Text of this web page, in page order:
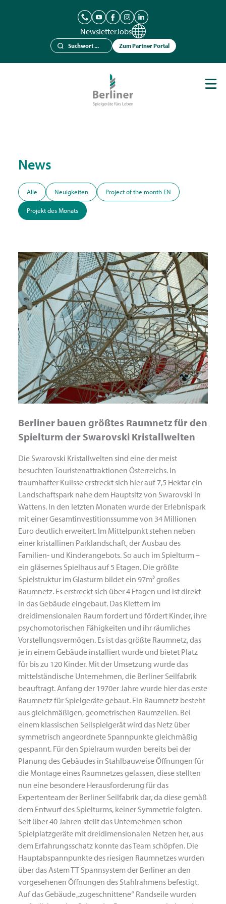
NewsletterJobs
Zum Partner Portal
News
News
Alle Neuigkeiten Project of the month EN
Projekt des Monats
Berliner bauen größtes Raumnetz für den
Spielturm der Swarovski Kristallwelten
Die Swarovski Kristallwelten sind eine der meist
besuchten Touristenattraktionen Österreichs. In
traumhafter Kulisse erstreckt sich hier auf 7,5 Hektar ein
Landschaftspark nahe dem Hauptsitz von Swarovski in
Wattens. In den letzten Monaten wurde der Erlebnispark
mit einer Gesamtinvestitionssumme von 34 Millionen
Euro deutlich erweitert. Im Mittelpunkt stehen neben
einer kristallinen Parklandschaft, der Ausbau des
Familien- und Kinderangebots. So auch im Spielturm –
ein gläsernes Spielhaus auf 5 Etagen. Die größte
Spielstruktur im Glasturm bildet ein 97m³ großes
Raumnetz. Es erstreckt sich über 4 Etagen und ist direkt
in das Gebäude eingebaut. Das Klettern im
dreidimensionalen Raum fordert und fördert Kinder, ihre
psychomotorischen Fähigkeiten und ihr räumliches
Vorstellungsvermögen. Es ist das größte Raumnetz, das
je in einem Gebäude installiert wurde und bietet Platz
für bis zu 120 Kinder. Mit der Umsetzung wurde das
mittelständische Unternehmen, die Berliner Seilfabrik
beauftragt. Anfang der 1970er Jahre wurde hier das erste
Raumnetz für Spielgeräte gebaut. Ein Raumnetz besteht
aus gleichmäßigen, geometrischen Raumzellen. Bei
einem klassischen Seilspielgerät wird das Netz über
symmetrisch angeordnete Spannpunkte gleichmäßig
gespannt. Für den Spielraum wurden bereits bei der
Planung des Gebäudes in Stahlbauweise Öffnungen für
die Montage eines Raumnetzes gelassen, diese stellten
nun eine besondere Herausforderung für das
Expertenteam der Berliner Seilfabrik dar, da diese gemäß
dem Entwurf des Spielturms, keiner Symmetrie folgten.
Seit über 40 Jahren stellt das Unternehmen schon
Spielplatzgeräte mit dreidimensionalen Netzen her, aus
dem Erfahrungsschatz konnte das Team schöpfen. Die
Hauptabspannpunkte des riesigen Raumnetzes wurden
über das Astem TT Spannsystem der Berliner an den
vorgesehenen Öffnungen des Stahlrahmens befestigt.
Auf das Gebäude „zugeschnittene“ Randseile wurden